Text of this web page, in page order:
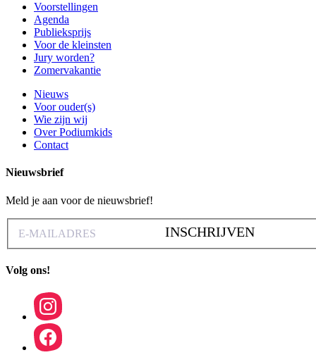
Voorstellingen
Agenda
Publieksprijs
Voor de kleinsten
Jury worden?
Zomervakantie
Nieuws
Voor ouder(s)
Wie zijn wij
Over Podiumkids
Contact
Nieuwsbrief
Meld je aan voor de nieuwsbrief!
INSCHRIJVEN
Volg ons!